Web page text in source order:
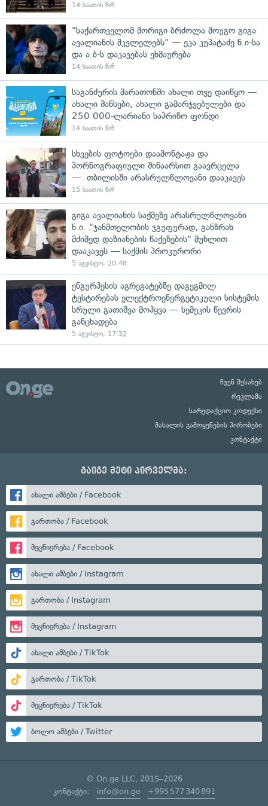
14 საათის წინ
"საქართველომ მორიგი ბრძოლა მოუგო გიგა
ავალიანის მკვლელებს" — ეკა კუპატაძე ნ.ი-სა
და ა.ბ-ს დაკავებას ეხმაურება
14 საათის წინ
საგანძურის მარათონში ახალი თვე დაიწყო —
ახალი შანსები, ახალი გამარჯვებულები და
250 000-ლარიანი საპრიზო ფონდი
14 საათის წინ
სხვების ფოტოები დაამონტაჟა და
პორნოგრაფიული შინაარსით გაავრცელა
— თბილისში არასრულწლოვანი დააკავეს
15 საათის წინ
გიგა ავალიანის საქმეზე არასრულწლოვანი
ნ.ი. "ჯანმთელობის ჯგუფურად, განზრახ
მძიმედ დაზიანების წაქეზების" მუხლით
დააკავეს — საქმის პროკურორი
5 აგვისტო, 20:48
ენგურჰესის აგრეგატებზე დაგეგმილ
ტესტირებას ელექტროენერგეტიკული სისტემის
სრული გათიშვა მოჰყვა — სემეკის წევრის
განცხადება
5 აგვისტო, 17:32
ჩვენ შესახებ
რეკლამა
სარედაქციო კოდექსი
მასალის გამოყენების პირობები
კონტაქტი
გაიგე მეტი პირველმა:
ახალი ამბები / Facebook
გართობა / Facebook
მეცნიერება / Facebook
ახალი ამბები / Instagram
გართობა / Instagram
მეცნიერება / Instagram
ახალი ამბები / TikTok
გართობა / TikTok
მეცნიერება / TikTok
ბოლო ამბები / Twitter
© On.ge LLC, 2015–2026
კონტაქტი: info@on.ge +995 577 340 891